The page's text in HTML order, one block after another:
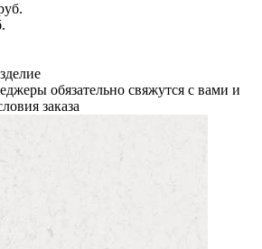
обязательно свяжутся с вами и
заказа